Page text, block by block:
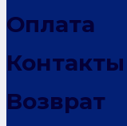
Оплата
Контакты
Возврат